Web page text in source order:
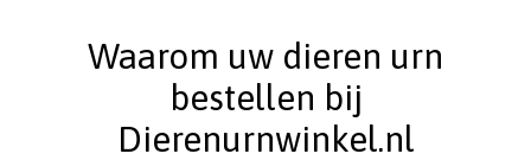
Waarom uw dieren urn
bestellen bij
Dierenurnwinkel.nl